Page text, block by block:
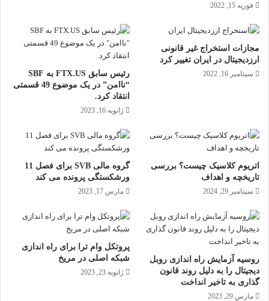
فوریه 15, 2022
مجازات استخراج غیر قانونی
ارزدیجیتال در ایران تغییر کرد
سپتامبر 16, 2022
رئیس‌ سابق FTX.US به SBF
“ناامن” در یک موضوع 49 قسمتی
انتقاد کرد.
ژانویه 16, 2023
اتریوم کلاسیک چیست؟ بررسی
تاریخچه و اهداف
سپتامبر 29, 2024
گروه مالی SVB برای فصل 11
ورشکستگی پرونده می کند
مارس 17, 2023
روسیه آزمایش راه اندازی روبل
دیجیتال را به دلیل روند قانون
گذاری به تاخیر انداخت
مارس 29, 2023
پروتکل وام ترا برای راه اندازی
شبکه اصلی در مریخ
ژانویه 23, 2023